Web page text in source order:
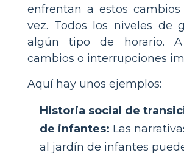
enfrentan a estos
vez. Todos los niveles de
algún tipo de horario.
cambios o interrupciones
Aquí hay unos ejemplos:
Historia social de
de infantes: Las
al jardín de infantes